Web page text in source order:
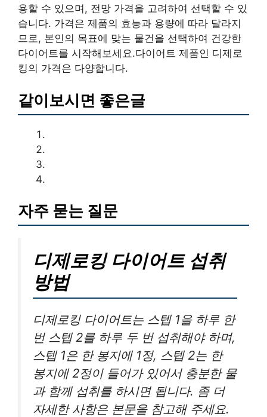
용할 수 있으며, 전망 가격을 고려하여 선택할 수 있
습니다. 가격은 제품의 효능과 용량에 따라 달라지
므로, 본인의 목표에 맞는 물건을 선택하여 건강한
다이어트를 시작해보세요.다이어트 제품인 디제로
킹의 가격은 다양합니다.
같이보시면 좋은글
자주 묻는 질문
디제로킹 다이어트 섭취
방법
디제로킹 다이어트는 스텝 1을 하루 한
번 스텝 2를 하루 두 번 섭취해야 하며,
스텝 1은 한 봉지에 1정, 스텝 2는 한
봉지에 2정이 들어가 있어서 충분한 물
과 함께 섭취를 하시면 됩니다. 좀 더
자세한 사항은 본문을 참고해 주세요.